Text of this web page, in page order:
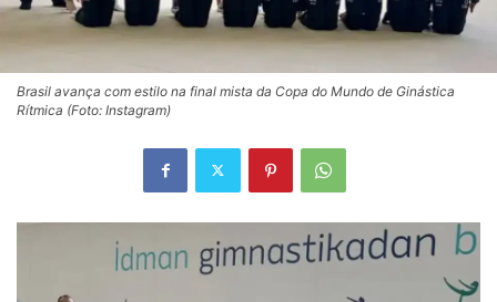
Brasil avança com estilo na final mista da Copa do Mundo de Ginástica
Rítmica (Foto: Instagram)